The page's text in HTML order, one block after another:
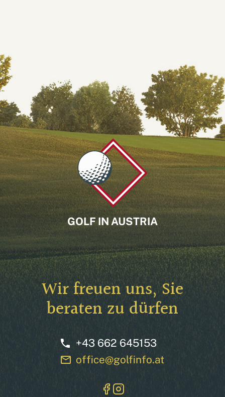
GOLF IN AUSTRIA
Wir freuen uns, Sie
beraten zu dürfen
phone +43 662 645153
mail office@golfinfo.at